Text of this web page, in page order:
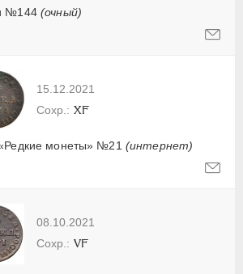
№144 (очный)
15.12.2021
монеты» №21 (интернет)
XF
08.10.2021
VF